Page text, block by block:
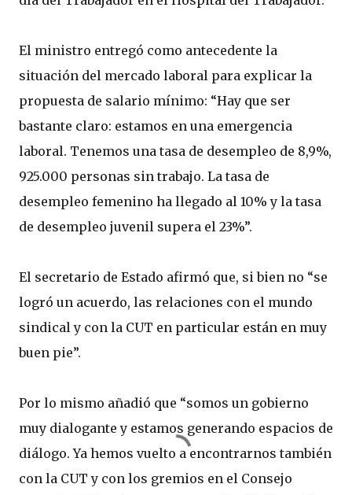
El ministro entregó como antecedente la
situación del mercado laboral para explicar la
propuesta de salario mínimo: “Hay que ser
bastante claro: estamos en una emergencia
laboral. Tenemos una tasa de desempleo de 8,9%,
925.000 personas sin trabajo. La tasa de
desempleo femenino ha llegado al 10% y la tasa
de desempleo juvenil supera el 23%”.
El secretario de Estado afirmó que, si bien no “se
logró un acuerdo, las relaciones con el mundo
sindical y con la CUT en particular están en muy
buen pie”.
Por lo mismo añadió que “somos un gobierno
muy dialogante y estamos generando espacios de
diálogo. Ya hemos vuelto a encontrarnos también
con la CUT y con los gremios en el Consejo